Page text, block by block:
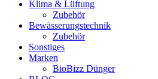
Klima & Lüftung
Zubehör
Bewässerungstechnik
Zubehör
Sonstiges
Marken
BioBizz Dünger